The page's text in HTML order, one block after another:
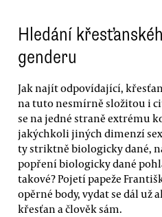
Hledání
genderu
Jak najít odpovídající,
na tuto nesmírně složitou i
se na jedné straně extrému
jakýchkoli jiných dimenzí
ty striktně biologicky dané,
popření biologicky dané
takové? Pojetí papeže
opěrné body, vydat se dál už
křesťan a člověk sám.